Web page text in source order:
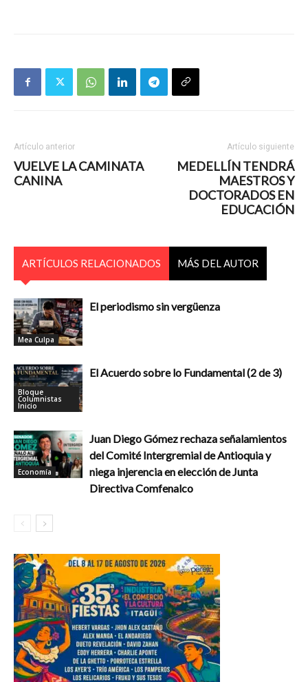
Artículo anterior
VUELVE LA CAMINATA
CANINA
Artículo siguiente
MEDELLÍN TENDRÁ
MAESTROS Y
DOCTORADOS EN
EDUCACIÓN
ARTÍCULOS RELACIONADOS MÁS DEL AUTOR
Mea Culpa
El periodismo sin vergüenza
Bloque
Columnistas
Inicio
El Acuerdo sobre lo Fundamental (2 de 3)
Economía
Juan Diego Gómez rechaza señalamientos
del Comité Intergremial de Antioquia y
niega injerencia en elección de Junta
Directiva Comfenalco